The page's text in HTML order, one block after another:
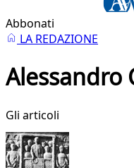
Abbonati
LA REDAZIONE
Alessandro
Gli articoli